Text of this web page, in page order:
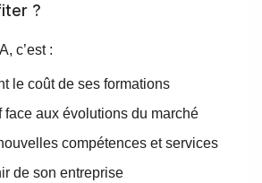
?
c’est :
le coût de ses formations
face aux évolutions du marché
compétences et services
de son entreprise